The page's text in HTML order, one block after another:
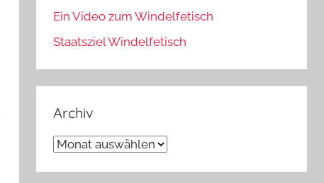
Ein Video zum Windelfetisch
Staatsziel Windelfetisch
Archiv
Archiv